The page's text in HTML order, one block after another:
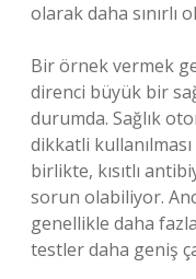
olarak daha sınırlı
Bir örnek vermek
direnci büyük bir
durumda. Sağlık
dikkatli
birlikte, kısıtlı
sorun olabiliyor.
genellikle daha
testler daha geniş